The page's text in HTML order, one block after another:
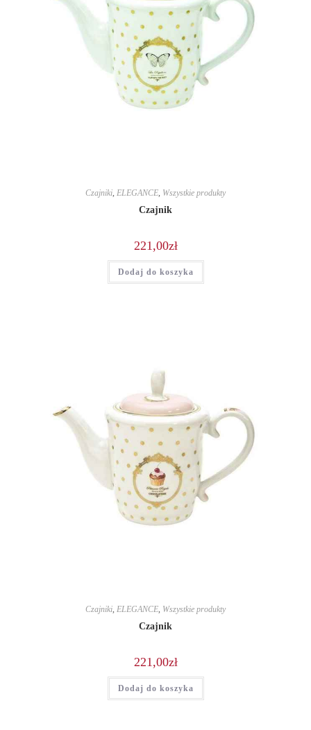
Czajniki, ELEGANCE, Wszystkie produkty
Czajnik
221,00zł
Dodaj do koszyka
Czajniki, ELEGANCE, Wszystkie produkty
Czajnik
221,00zł
Dodaj do koszyka